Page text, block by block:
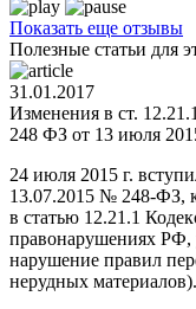
Показать еще отзывы
Полезные статьи для
31.01.2017
Изменения в ст.
248 ФЗ от 13 июля
24 июля 2015 г.
13.07.2015 № 248-ФЗ,
в статью 12.21.1
правонарушениях РФ,
нарушение правил
нерудных материалов).